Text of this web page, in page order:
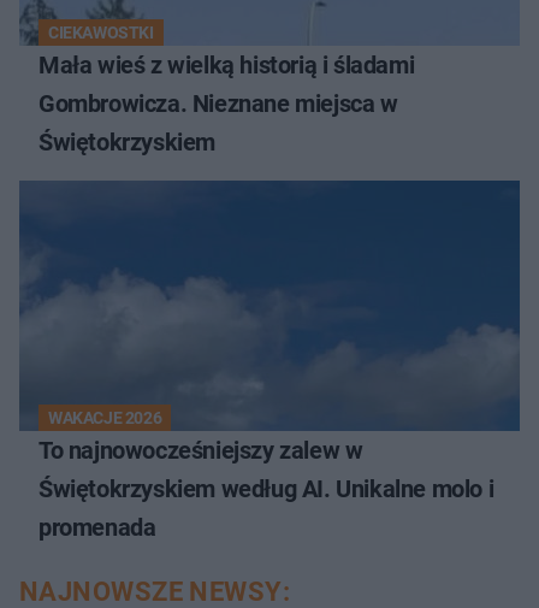
CIEKAWOSTKI
Mała wieś z wielką historią i śladami
Gombrowicza. Nieznane miejsca w
Świętokrzyskiem
WAKACJE 2026
To najnowocześniejszy zalew w
Świętokrzyskiem według AI. Unikalne molo i
promenada
NAJNOWSZE NEWSY: